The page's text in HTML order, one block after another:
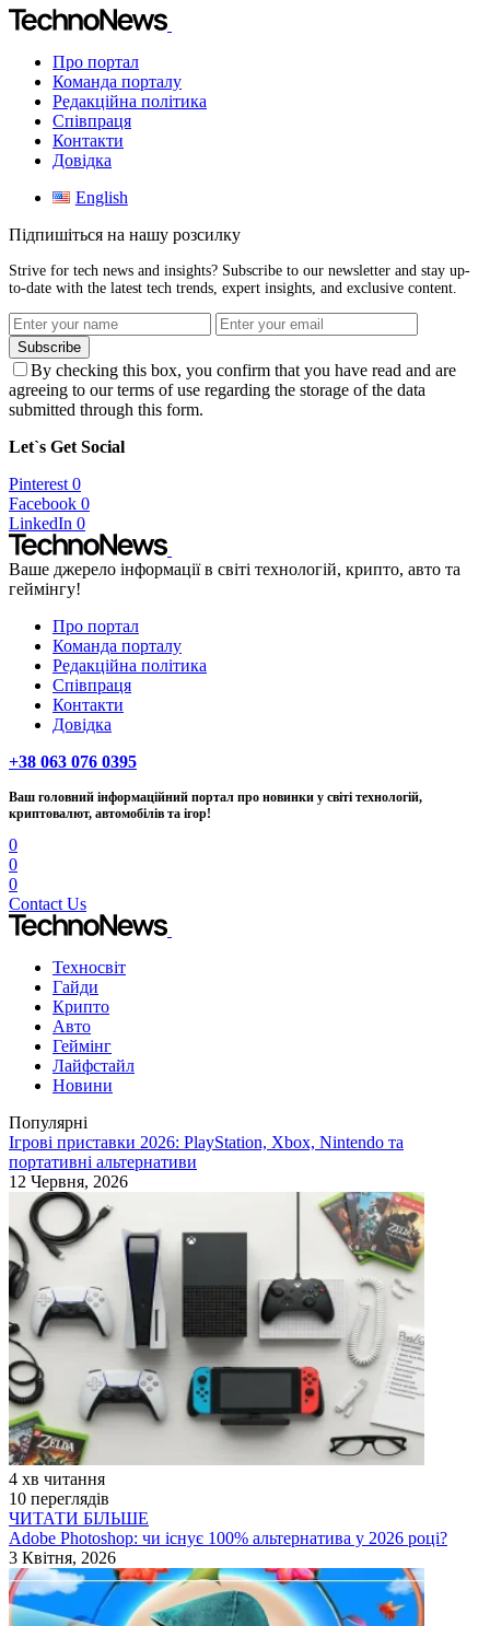
Про портал
Команда порталу
Редакційна політика
Співпраця
Контакти
Довідка
English
Підпишіться на нашу розсилку
Strive for tech news and insights? Subscribe to our newsletter and stay up-
to-date with the latest tech trends, expert insights, and exclusive content.
Subscribe
By checking this box, you confirm that you have read and are
agreeing to our terms of use regarding the storage of the data
submitted through this form.
Let`s Get Social
Pinterest 0
Facebook 0
LinkedIn 0
Ваше джерело інформації в світі технологій, крипто, авто та
геймінгу!
Про портал
Команда порталу
Редакційна політика
Співпраця
Контакти
Довідка
+38 063 076 0395
Ваш головний інформаційний портал про новинки у світі технологій,
криптовалют, автомобілів та ігор!
0
0
0
Contact Us
Техносвіт
Гайди
Крипто
Авто
Геймінг
Лайфстайл
Новини
Популярні
Ігрові приставки 2026: PlayStation, Xbox, Nintendo та
портативні альтернативи
12 Червня, 2026
4 хв читання
10 переглядів
ЧИТАТИ БІЛЬШЕ
Adobe Photoshop: чи існує 100% альтернатива у 2026 році?
3 Квітня, 2026